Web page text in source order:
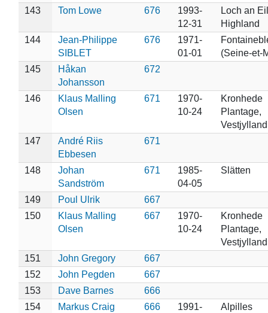
143
Tom Lowe 676
1993-
12-31
Loch an
Highland
144
Jean-Philippe
SIBLET
676
1971-
01-01
(Seine-et-
145
Håkan
Johansson
672
146
Klaus Malling
Olsen
671
1970-
10-24
Kronhede
Plantage,
Vestjylland
147
André Riis
Ebbesen
671
148
Johan
Sandström
671
1985-
04-05
Slätten
149 Poul Ulrik
667
150
Klaus Malling
Olsen
667
1970-
10-24
Kronhede
Plantage,
Vestjylland
151
John Gregory
667
152
John Pegden
667
153
Dave Barnes
666
154
Markus Craig 666
1991-
Alpilles